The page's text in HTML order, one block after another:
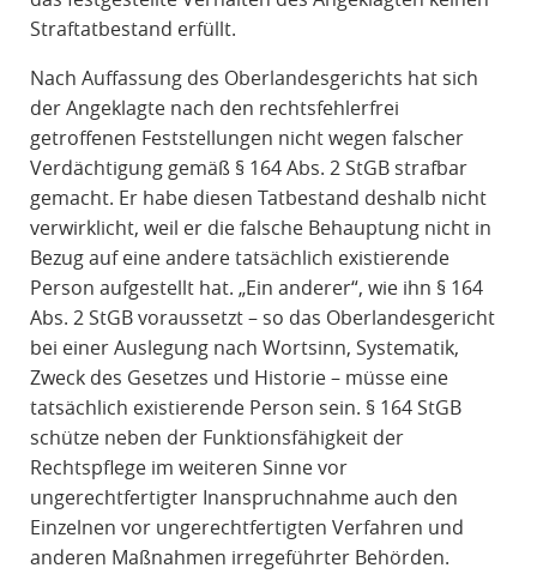
Straftatbestand erfüllt.
Nach Auffassung des Oberlandesgerichts hat sich
der Angeklagte nach den rechtsfehlerfrei
getroffenen Feststellungen nicht wegen falscher
Verdächtigung gemäß § 164 Abs. 2 StGB strafbar
gemacht. Er habe diesen Tatbestand deshalb nicht
verwirklicht, weil er die falsche Behauptung nicht in
Bezug auf eine andere tatsächlich existierende
Person aufgestellt hat. „Ein anderer“, wie ihn § 164
Abs. 2 StGB voraussetzt – so das Oberlandesgericht
bei einer Auslegung nach Wortsinn, Systematik,
Zweck des Gesetzes und Historie – müsse eine
tatsächlich existierende Person sein. § 164 StGB
schütze neben der Funktionsfähigkeit der
Rechtspflege im weiteren Sinne vor
ungerechtfertigter Inanspruchnahme auch den
Einzelnen vor ungerechtfertigten Verfahren und
anderen Maßnahmen irregeführter Behörden.